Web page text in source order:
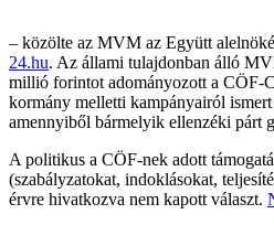
– közölte az MVM az Együtt
24.hu. Az állami tulajdonban álló
millió forintot adományozott a CÖF-
kormány melletti kampányairól
amennyiből bármelyik ellenzéki párt
A politikus a CÖF-nek adott
(szabályzatokat, indoklásokat,
érvre hivatkozva nem kapott választ.